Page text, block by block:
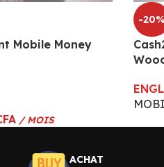
Mobile Money
/ MOIS
-20%
ACHAT